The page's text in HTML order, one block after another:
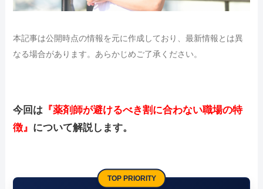
本記事は公開時点の情報を元に作成しており、最新情報とは異
なる場合があります。あらかじめご了承ください。
今回は 『薬剤師が避けるべき割に合わない職場の特
徴』 について解説します。
TOP PRIORITY